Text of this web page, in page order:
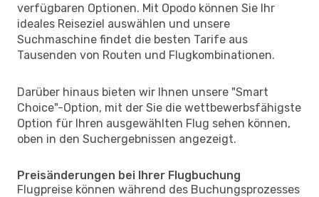
verfügbaren Optionen. Mit Opodo können Sie Ihr
ideales Reiseziel auswählen und unsere
Suchmaschine findet die besten Tarife aus
Tausenden von Routen und Flugkombinationen.
Darüber hinaus bieten wir Ihnen unsere "Smart
Choice"-Option, mit der Sie die wettbewerbsfähigste
Option für Ihren ausgewählten Flug sehen können,
oben in den Suchergebnissen angezeigt.
Preisänderungen bei Ihrer Flugbuchung
Flugpreise können während des Buchungsprozesses